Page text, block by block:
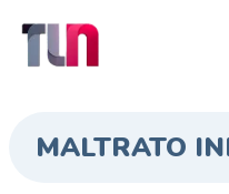
MALTRATO